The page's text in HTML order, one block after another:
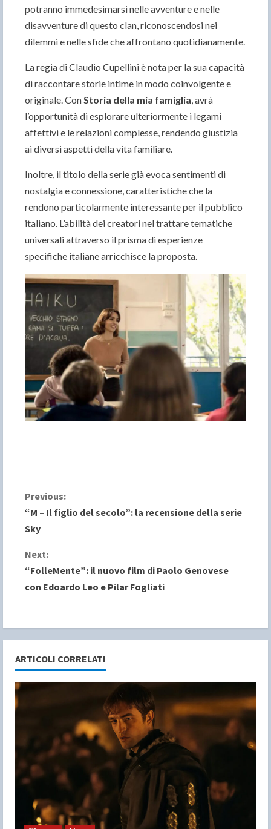
potranno immedesimarsi nelle avventure e nelle
disavventure di questo clan, riconoscendosi nei
dilemmi e nelle sfide che affrontano quotidianamente.
La regia di Claudio Cupellini è nota per la sua capacità
di raccontare storie intime in modo coinvolgente e
originale. ConStoria della mia famiglia, avrà
l’opportunità di esplorare ulteriormente i legami
affettivi e le relazioni complesse, rendendo giustizia
ai diversi aspetti della vita familiare.
Inoltre, il titolo della serie già evoca sentimenti di
nostalgia e connessione, caratteristiche che la
rendono particolarmente interessante per il pubblico
italiano. L’abilità dei creatori nel trattare tematiche
universali attraverso il prisma di esperienze
specifiche italiane arricchisce la proposta.
C
o
n
t
n
u
e
a
d
Previous:
“M – Il figlio del secolo”: la recensione della serie
Sky
Next:
“FolleMente”: il nuovo film di Paolo Genovese
con Edoardo Leo e Pilar Fogliati
ARTICOLI CORRELATI